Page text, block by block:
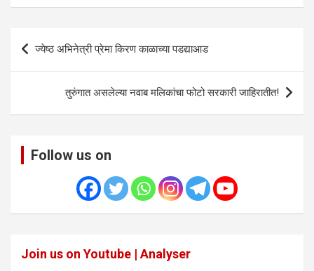
Post
navigation
ज्येष्ठ अभिनेत्री प्रेमा किरण काळाच्या पडद्याआड
तुरुंगात असलेल्या नवाब मलिकांचा फोटो सरकारी जाहिरातीत!
Follow us on
Join us on Youtube | Analyser